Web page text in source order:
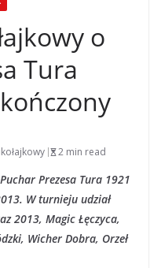
o
Tura
2 min read
Prezesa Tura 1921
W turnieju udział
2013, Magic Łęczyca,
Wicher Dobra, Orzeł